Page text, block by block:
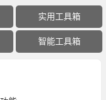
实用工具箱
智能工具箱